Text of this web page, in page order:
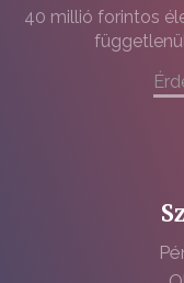
40 millió forintos